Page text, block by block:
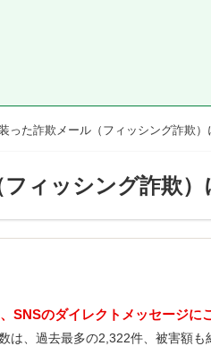
った詐欺メール（フィッシング詐欺）
ィッシング詐欺）
SNSのダイレクトメッセージに
、過去最多の2,322件、被害額も